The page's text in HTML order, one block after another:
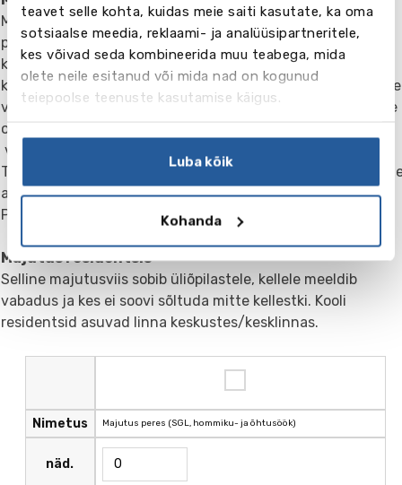
teavet selle kohta, kuidas meie saiti kasutate, ka oma
sotsiaalse meedia, reklaami- ja analüüsipartneritele,
kes võivad seda kombineerida muu teabega, mida
olete neile esitanud või mida nad on kogunud
teiepoolse teenuste kasutamise käigus.
Luba kõik
Kohanda
Me soovitame valida majutust sõbralikes ja hoolitsevates
peredes. Majutus peredes aitab kiiremini täiustada oma
keeletaset. Pere teeb kõik, et teie tunneksite end nagu
kodus. EC majutusosakond valib hoolikalt peresid.
võite pöörduda majutusosakonna töötajate poole. Peres te
oskate ainsana kõneleda oma emakeelt. Teil on eraldi tuba,
voodipesu ja rätikuid vahetatakse kord nädalas.
Toitlustamine – hommiku- ja õhtusöögid. Perede
asukoht on koolist maksimum tunniajase sõidu kaugusel.
Peamine on kõrge kvaliteet ja mugavus alati ja kõikjal.
Majutus residentsis
Selline majutusviis sobib üliõpilastele, kellele meeldib
vabadus ja kes ei soovi sõltuda mitte kellestki. Kooli
residentsid asuvad linna keskustes/kesklinnas.
Nimetus
näd.
Majutus peres (SGL, hommiku- ja õhtusöök)